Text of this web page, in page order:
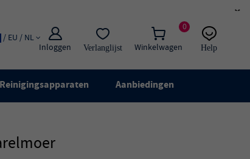
×
0
Winkelwagen
Inloggen Verlanglijst
/ EU / NL
Help
Live chat
Aanbiedingen